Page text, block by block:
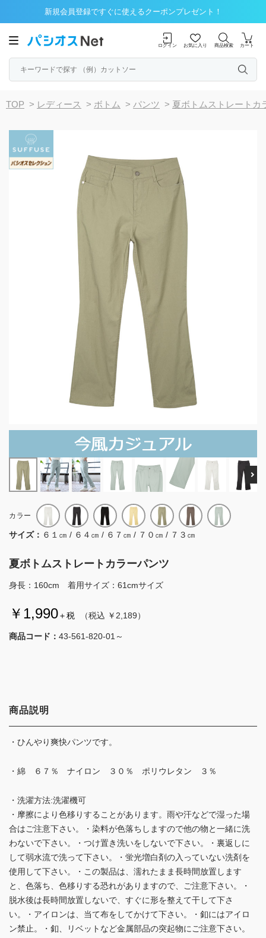
新規会員登録ですぐに使えるクーポンプレゼント！
ログイン お気に入り 商品検索 カート
TOP > レディース > ボトム > パンツ > 夏ボトムストレートカ
夏ボトムストレートカラーパンツ
身長：160cm 着用サイズ：61cmサイズ
￥1,990＋税 （税込 ￥2,189）
商品コード： 43-561-820-01～
カラー
サイズ： ６１㎝ / ６４㎝ / ６７㎝ / ７０㎝ / ７３㎝
商品説明
・ひんやり爽快パンツです。
・綿 ６７％ ナイロン ３０％ ポリウレタン ３％
・洗濯方法:洗濯機可
・摩擦により色移りすることがあります。雨や汗などで湿った場
合はご注意下さい。・染料が色落ちしますので他の物と一緒に洗
わないで下さい。・つけ置き洗いをしないで下さい。・裏返しに
して弱水流で洗って下さい。・蛍光増白剤の入っていない洗剤を
使用して下さい。・この製品は、濡れたまま長時間放置します
と、色落ち、色移りする恐れがありますので、ご注意下さい。・
脱水後は長時間放置しないで、すぐに形を整えて干して下さ
い。・アイロンは、当て布をしてかけて下さい。・釦にはアイロ
ン禁止。・釦、リベットなど金属部品の突起物にご注意下さい。